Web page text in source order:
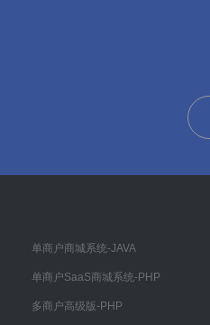
单商户商城系统-JAVA
单商户SaaS商城系统-PHP
多商户高级版-PHP